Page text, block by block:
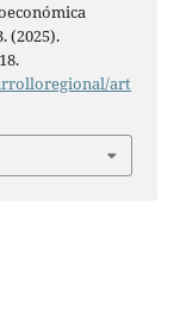
(2025).
art